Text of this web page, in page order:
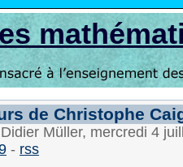
de Christophe
Müller, mercredi 4
- rss